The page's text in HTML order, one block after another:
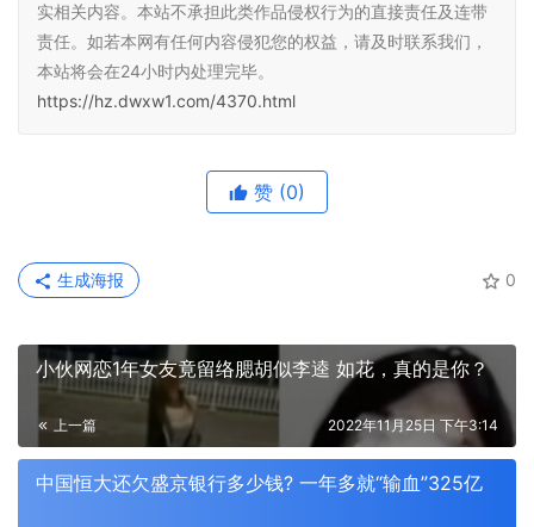
实相关内容。本站不承担此类作品侵权行为的直接责任及连带
责任。如若本网有任何内容侵犯您的权益，请及时联系我们，
本站将会在24小时内处理完毕。
https://hz.dwxw1.com/4370.html
赞 (0)
0
生成海报
小伙网恋1年女友竟留络腮胡似李逵 如花，真的是你？
上一篇 2022年11月25日 下午3:14
中国恒大还欠盛京银行多少钱? 一年多就“输血”325亿